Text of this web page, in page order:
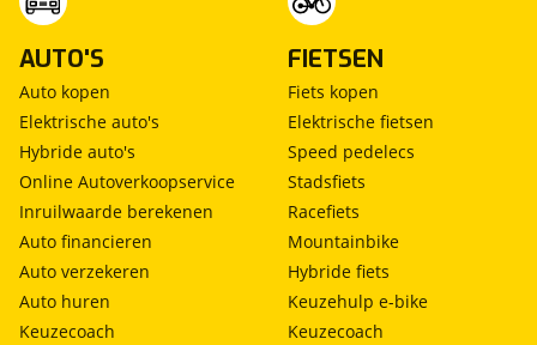
binnenspiegel automatisch dimmend
elektrische ramen voor
hemelbekleding donker
keyless start
lederen stuurwiel
lederen versnellingspook
lendesteunen (verstelbaar)
passagiersstoel in hoogte verstelbaar
schakelmogelijkheid aan stuurwiel
sfeerverlichting
sportstoelen
met dit afleverpakket in plaats van het
standaardpakket voor een meerprijs van € 1.095.
privacyverklaring
Verstuur mijn vraag
viaBOVAG.nl verwerkt je persoonsgegevens
aanbieder te brengen. Lees hier meer over in
privacyverklaring .
AUTO'S
Auto kopen
Elektrische auto's
Hybride auto's
Online Autoverkoopservice
Inruilwaarde berekenen
Auto financieren
Auto verzekeren
Auto huren
Keuzecoach
FIETSEN
Fiets kopen
Elektrische fietsen
Speed pedelecs
Stadsfiets
Racefiets
Mountainbike
Hybride fiets
Keuzehulp e-bike
Keuzecoach